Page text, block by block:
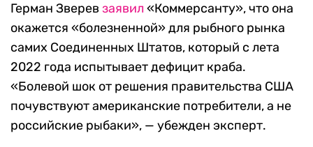
Герман Зверев заявил «Коммерсанту», что она
окажется «болезненной» для рыбного рынка
самих Соединенных Штатов, который с лета
2022 года испытывает дефицит краба.
«Болевой шок от решения правительства США
почувствуют американские потребители, а не
российские рыбаки», — убежден эксперт.